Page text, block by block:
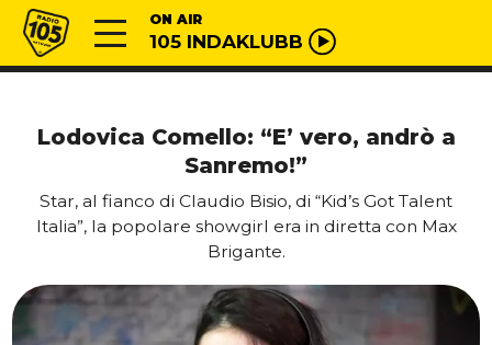
Vai al contenuto
Radio 105 ON AIR
105 INDAKLUBB
Lodovica Comello: “E’ vero, andrò a
Sanremo!”
Star, al fianco di Claudio Bisio, di “Kid’s Got Talent
Italia”, la popolare showgirl era in diretta con Max
Brigante.